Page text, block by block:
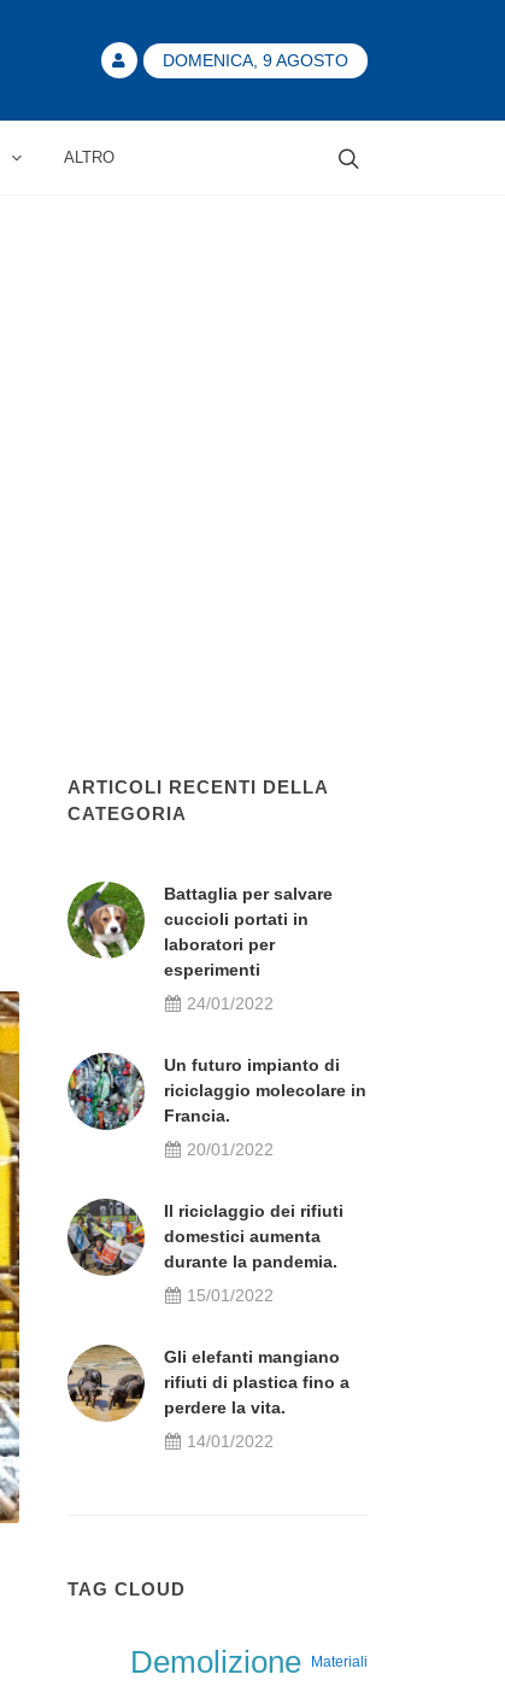
DOMENICA, 9 AGOSTO
ALTRO
ARTICOLI RECENTI DELLA
CATEGORIA
Battaglia per salvare
cuccioli portati in
laboratori per
esperimenti
24/01/2022
Un futuro impianto di
riciclaggio molecolare in
Francia.
20/01/2022
Il riciclaggio dei rifiuti
domestici aumenta
durante la pandemia.
15/01/2022
Gli elefanti mangiano
rifiuti di plastica fino a
perdere la vita.
14/01/2022
TAG CLOUD
Demolizione Materiali